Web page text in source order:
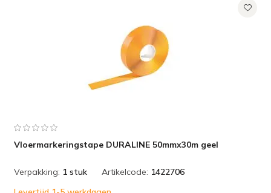
Vloermarkeringstape DURALINE 50mmx30m geel
Verpakking: 1 stuk Artikelcode: 1422706